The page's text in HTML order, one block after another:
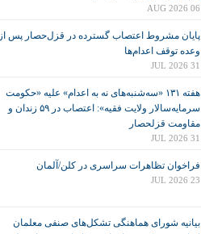
06 AUG 2026
پایان مشروط اعتصاب گسترده در قزل‌حصار پس از
وعده توقف اعدام‌ها
31 JUL 2026
هفته ۱۳۱ «سه‌شنبه‌های نه به اعدام» علیه «حکومت
سرمایه‌سالار ولایت فقیه»: اعتصاب در ۵۹ زندان و
مقاومت قزلحصار
31 JUL 2026
فراخوان تظاهرات سراسری در کلن/آلمان
23 JUL 2026
بیانیه شورای هماهنگی تشکل‌های صنفی معلمان